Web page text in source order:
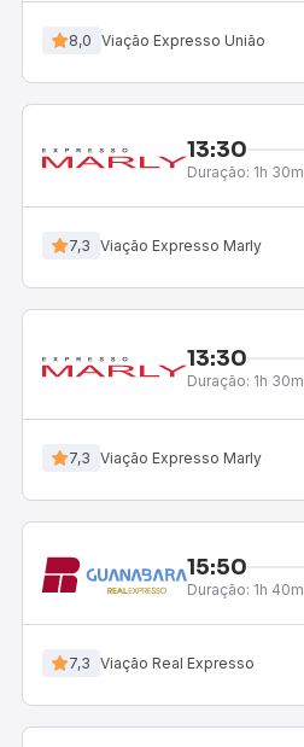
8,0 Viação Expresso União
13:30
Duração: 1h 30m
7,3 Viação Expresso Marly
13:30
Duração: 1h 30m
7,3 Viação Expresso Marly
15:50
Duração: 1h 40m
7,3 Viação Real Expresso